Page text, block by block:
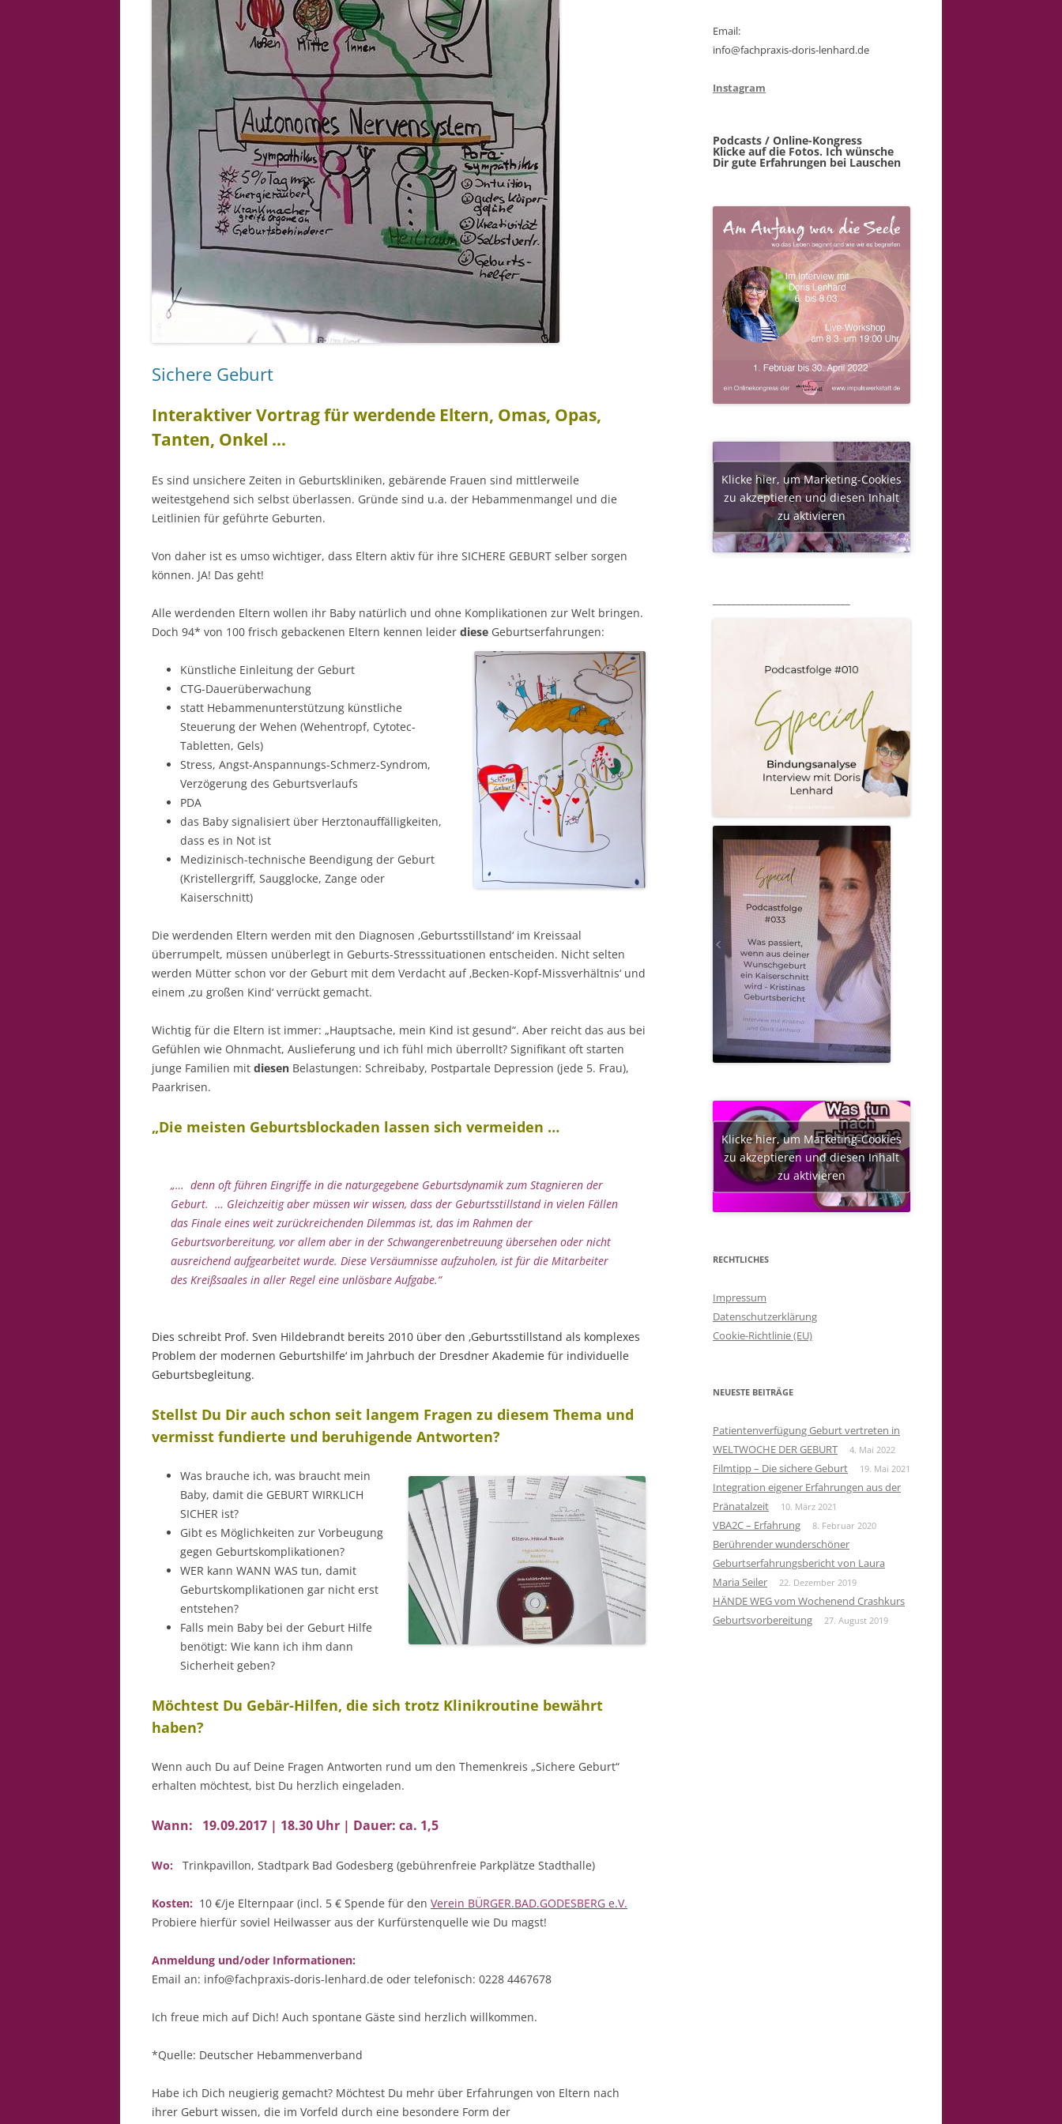
Sichere Geburt
Interaktiver Vortrag für werdende Eltern, Omas, Opas,
Tanten, Onkel …
Es sind unsichere Zeiten in Geburtskliniken, gebärende Frauen sind mittlerweile
weitestgehend sich selbst überlassen. Gründe sind u.a. der Hebammenmangel und die
Leitlinien für geführte Geburten.
Von daher ist es umso wichtiger, dass Eltern aktiv für ihre SICHERE GEBURT selber sorgen
können. JA! Das geht!
Alle werdenden Eltern wollen ihr Baby natürlich und ohne Komplikationen zur Welt bringen.
Doch 94* von 100 frisch gebackenen Eltern kennen leider diese Geburtserfahrungen:
Künstliche Einleitung der Geburt
CTG-Dauerüberwachung
statt Hebammenunterstützung künstliche
Steuerung der Wehen (Wehentropf, Cytotec-
Tabletten, Gels)
Stress, Angst-Anspannungs-Schmerz-Syndrom,
Verzögerung des Geburtsverlaufs
PDA
das Baby signalisiert über Herztonauffälligkeiten,
dass es in Not ist
Medizinisch-technische Beendigung der Geburt
(Kristellergriff, Saugglocke, Zange oder
Kaiserschnitt)
Die werdenden Eltern werden mit den Diagnosen ‚Geburtsstillstand‘ im Kreissaal
überrumpelt, müssen unüberlegt in Geburts-Stresssituationen entscheiden. Nicht selten
werden Mütter schon vor der Geburt mit dem Verdacht auf ‚Becken-Kopf-Missverhältnis‘ und
einem ‚zu großen Kind‘ verrückt gemacht.
Wichtig für die Eltern ist immer: „Hauptsache, mein Kind ist gesund“. Aber reicht das aus bei
Gefühlen wie Ohnmacht, Auslieferung und ich fühl mich überrollt? Signifikant oft starten
junge Familien mit diesen Belastungen: Schreibaby, Postpartale Depression (jede 5. Frau),
Paarkrisen.
„Die meisten Geburtsblockaden lassen sich vermeiden …
„… denn oft führen Eingriffe in die naturgegebene Geburtsdynamik zum Stagnieren der
Geburt. … Gleichzeitig aber müssen wir wissen, dass der Geburtsstillstand in vielen Fällen
das Finale eines weit zurückreichenden Dilemmas ist, das im Rahmen der
Geburtsvorbereitung, vor allem aber in der Schwangerenbetreuung übersehen oder nicht
ausreichend aufgearbeitet wurde. Diese Versäumnisse aufzuholen, ist für die Mitarbeiter
des Kreißsaales in aller Regel eine unlösbare Aufgabe.“
Dies schreibt Prof. Sven Hildebrandt bereits 2010 über den ‚Geburtsstillstand als komplexes
Problem der modernen Geburtshilfe‘ im Jahrbuch der Dresdner Akademie für individuelle
Geburtsbegleitung.
Stellst Du Dir auch schon seit langem Fragen zu diesem Thema und
vermisst fundierte und beruhigende Antworten?
Was brauche ich, was braucht mein
Baby, damit die GEBURT WIRKLICH
SICHER ist?
Gibt es Möglichkeiten zur Vorbeugung
gegen Geburtskomplikationen?
WER kann WANN WAS tun, damit
Geburtskomplikationen gar nicht erst
entstehen?
Falls mein Baby bei der Geburt Hilfe
benötigt: Wie kann ich ihm dann
Sicherheit geben?
Möchtest Du Gebär-Hilfen, die sich trotz Klinikroutine bewährt
haben?
Wenn auch Du auf Deine Fragen Antworten rund um den Themenkreis „Sichere Geburt“
erhalten möchtest, bist Du herzlich eingeladen.
Wann: 19.09.2017 | 18.30 Uhr | Dauer: ca. 1,5
Wo: Trinkpavillon, Stadtpark Bad Godesberg (gebührenfreie Parkplätze Stadthalle)
Kosten: 10 €/je Elternpaar (incl. 5 € Spende für den Verein BÜRGER.BAD.GODESBERG e.V.
Probiere hierfür soviel Heilwasser aus der Kurfürstenquelle wie Du magst!
Anmeldung und/oder Informationen:
Email an: info@fachpraxis-doris-lenhard.de oder telefonisch: 0228 4467678
Ich freue mich auf Dich! Auch spontane Gäste sind herzlich willkommen.
*Quelle: Deutscher Hebammenverband
Habe ich Dich neugierig gemacht? Möchtest Du mehr über Erfahrungen von Eltern nach
ihrer Geburt wissen, die im Vorfeld durch eine besondere Form der
Email:
info@fachpraxis-doris-lenhard.de
Instagram
Podcasts / Online-Kongress
Klicke auf die Fotos. Ich wünsche
Dir gute Erfahrungen bei Lauschen
Klicke hier, um Marketing-Cookies
zu akzeptieren und diesen Inhalt
zu aktivieren
Klicke hier, um Marketing-Cookies
zu akzeptieren und diesen Inhalt
zu aktivieren
RECHTLICHES
Impressum
Datenschutzerklärung
Cookie-Richtlinie (EU)
NEUESTE BEITRÄGE
Patientenverfügung Geburt vertreten in
WELTWOCHE DER GEBURT
4. Mai 2022
Filmtipp – Die sichere Geburt 19. Mai 2021
Integration eigener Erfahrungen aus der
Pränatalzeit
10. März 2021
VBA2C – Erfahrung 8. Februar 2020
Berührender wunderschöner
Geburtserfahrungsbericht von Laura
Maria Seiler
22. Dezember 2019
HÄNDE WEG vom Wochenend Crashkurs
Geburtsvorbereitung
27. August 2019